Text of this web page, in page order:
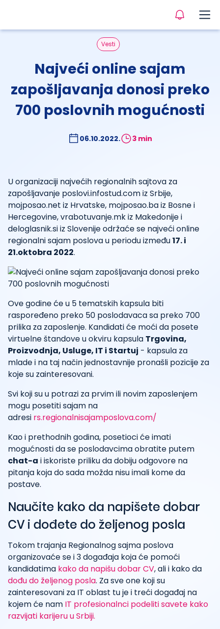
Vesti
Najveći online sajam
zapošljavanja donosi preko
700 poslovnih mogućnosti
06.10.2022. 3 min
U organizaciji najvećih regionalnih sajtova za
zapošljavanje poslovi.infostud.com iz Srbije,
mojposao.net iz Hrvatske, mojposao.ba iz Bosne i
Hercegovine, vrabotuvanje.mk iz Makedonije i
deloglasnik.si iz Slovenije održaće se najveći online
regionalni sajam poslova u periodu između17. i
21.oktobra 2022.
Ove godine će u 5 tematskih kapsula biti
raspoređeno preko 50 poslodavaca sa preko 700
prilika za zaposlenje. Kandidati će moći da posete
virtuelne štandove u okviru kapsula Trgovina,
Proizvodnja, Usluge, IT i Startuj - kapsula za
mlade i na taj način jednostavnije pronašli pozicije za
koje su zainteresovani.
Svi koji su u potrazi za prvim ili novim zaposlenjem
mogu posetiti sajam na
adresi rs.regionalnisajamposlova.com/
Kao i prethodnih godina, posetioci će imati
mogućnosti da se poslodavcima obratite putem
chat-a i iskoriste priliku da dobiju odgovore na
pitanja koja do sada možda nisu imali kome da
postave.
Naučite kako da napišete dobar
CV i dođete do željenog posla
Tokom trajanja Regionalnog sajma poslova
organizovaće se i 3 događaja koja će pomoći
kandidatima kako da napišu dobar CV, ali i kako da
dođu do željenog posla. Za sve one koji su
zainteresovani za IT oblast tu je i treći događaj na
kojem će nam IT profesionalnci podeliti savete kako
razvijati karijeru u Srbiji.